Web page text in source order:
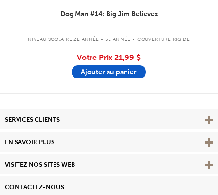
Dog Man #14: Big Jim Believes
NIVEAU SCOLAIRE 2E ANNÉE - 5E ANNÉE . COUVERTURE RIGIDE
Votre Prix 21,99 $
Ajouter au panier
SERVICES CLIENTS
EN SAVOIR PLUS View
VISITEZ NOS SITES WEB
CONTACTEZ-NOUS